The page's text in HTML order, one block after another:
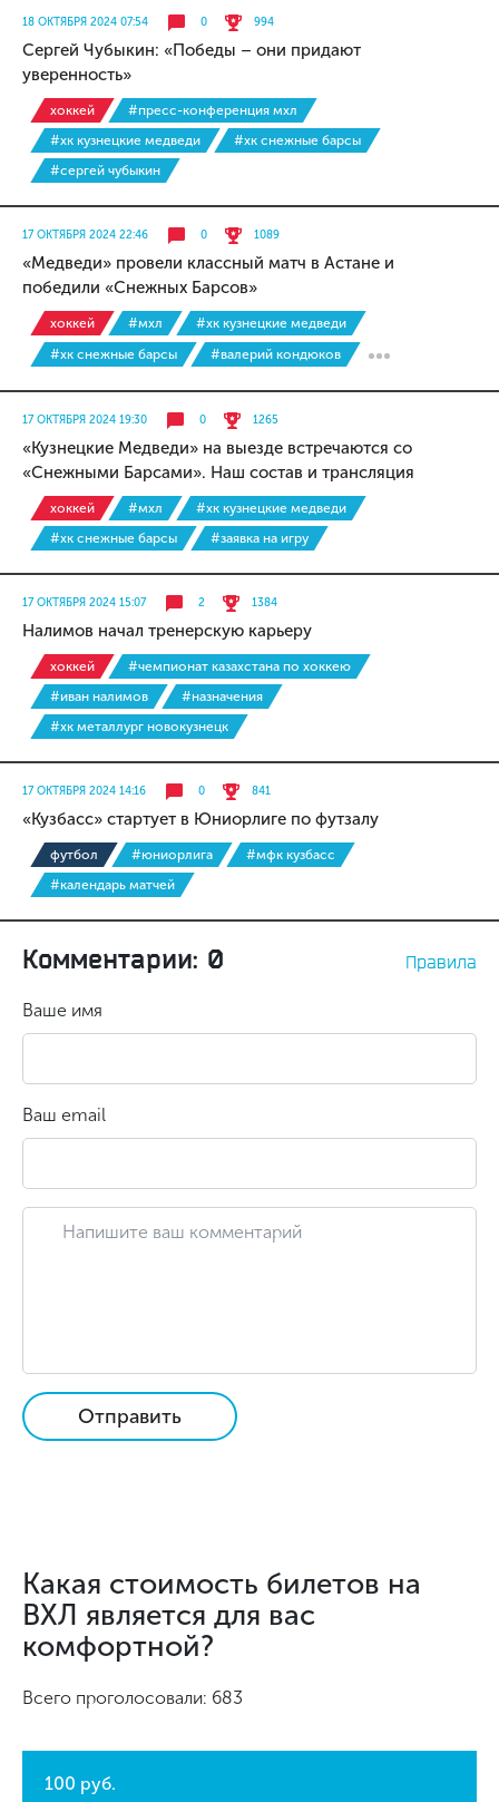
18 ОКТЯБРЯ 2024 07:54 0 994
Сергей Чубыкин: «Победы – они придают
уверенность»
хоккей
#пресс-конференция мхл
#хк кузнецкие медведи
#хк снежные барсы
#сергей чубыкин
17 ОКТЯБРЯ 2024 22:46 0 1089
«Медведи» провели классный матч в Астане и
победили «Снежных Барсов»
хоккей #мхл
#хк кузнецкие медведи
#хк снежные барсы
#валерий кондюков
17 ОКТЯБРЯ 2024 19:30 0 1265
«Кузнецкие Медведи» на выезде встречаются со
«Снежными Барсами». Наш состав и трансляция
хоккей #мхл
#хк кузнецкие медведи
#хк снежные барсы
#заявка на игру
17 ОКТЯБРЯ 2024 15:07 2 1384
Налимов начал тренерскую карьеру
хоккей
#чемпионат казахстана по хоккею
#иван налимов
#назначения
#хк металлург новокузнецк
17 ОКТЯБРЯ 2024 14:16 0 841
«Кузбасс» стартует в Юниорлиге по футзалу
футбол #юниорлига
#мфк кузбасс
#календарь матчей
Комментарии: 0 Правила
Ваше имя
Ваш email
Отправить
Какая стоимость билетов на
ВХЛ является для вас
комфортной?
Всего проголосовали: 683
100 руб.